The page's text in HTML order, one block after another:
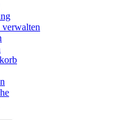
verwalten